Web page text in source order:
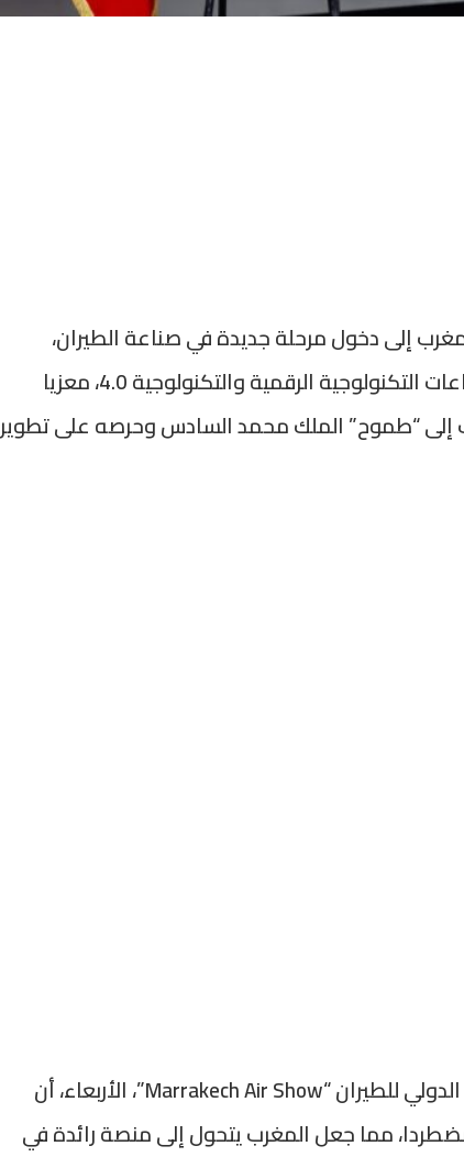
إلى دخول مرحلة جديدة في صناعة الطيران،
والتحول إلى صناعات أكثر تعقيدا، ودخول الصناعات التكنولوجية الرقمية والتكنولوجية 4.0، معزيا
إلى “طموح” الملك محمد السادس وحرصه على تطوير
وأبرز رئيس الحكومة في افتتاح معرض مراكش الدولي للطيران “Marrakech Air Show”، الأربعاء، أن
مما جعل المغرب يتحول إلى منصة رائدة في